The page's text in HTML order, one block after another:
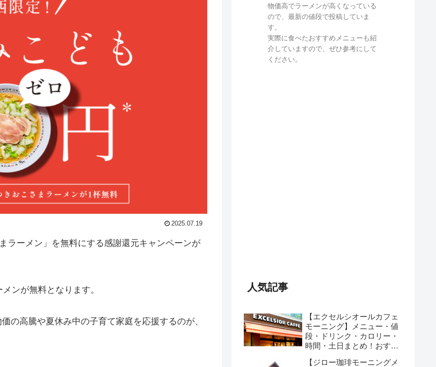
2025.07.19
ラーメン」を無料にする感謝還元キャンペーンが
ンが無料となります。
の高騰や夏休み中の子育て家庭を応援するのが、
物価高でラーメンが高くなっている
ので、最新の値段で投稿していま
す。
実際に食べたおすすめメニューも紹
介していますので、ぜひ参考にして
ください。
人気記事
【エクセルシオールカフェ
モーニング】メニュー・値
段・ドリンク・カロリー・
時間・土日まとめ！おすす
【ジロー珈琲モーニングメ